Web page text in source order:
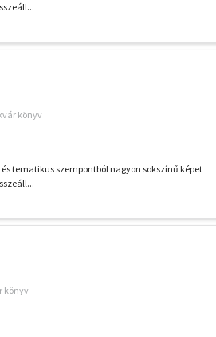
könyv
tematikus szempontból nagyon sokszínű képet
könyv